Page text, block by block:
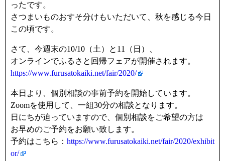
ったです。
さつまいものおすそ分けもいただいて、秋を感じる今日
この頃です。
さて、今週末の10/10（土）と11（日）、
オンラインでふるさと回帰フェアが開催されます。
https://www.furusatokaiki.net/fair/2020/
本日より、個別相談の事前予約を開始しています。
Zoomを使用して、一組30分の相談となります。
日にちが迫っていますので、個別相談をご希望の方は
お早めのご予約をお願い致します。
予約はこちら： https://www.furusatokaiki.net/fair/2020/exhibit
or/